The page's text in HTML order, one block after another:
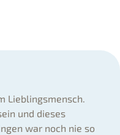
Lieblingsmensch.
und dieses
war noch nie so